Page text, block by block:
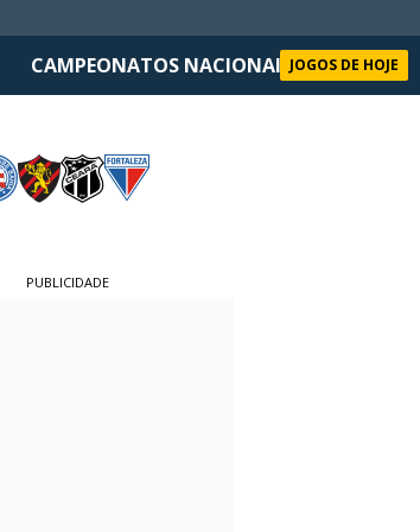
CAMPEONATOS NACIONAIS SELEÇÃO
JOGOS DE HOJE
PUBLICIDADE